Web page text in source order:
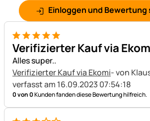
Einloggen und Bewertung
5 von 5
Verifizierter Kauf via
Alles super..
Verifizierter Kauf via Ekomi- von
verfasst am 16.09.2023 07:54:18
0 von 0Kunden fanden diese Bewertung hilfreich.